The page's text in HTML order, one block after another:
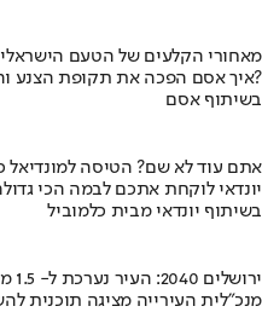
מאחורי הקלעים של הטעם הישראלי
איך אסם הפכה את תקופת הצנע והמחסור הקשה של שנות ה-40 למותג לאומי?
בשיתוף אסם
אתם עוד לא שם? הטיסה למונדיאל
יונדאי לוקחת אתכם לבמה הכי
בשיתוף יונדאי מבית כלמוביל
ירושלים 2040: העיר נערכת ל- 1.5 מליון תושבים
מנכ"לית העירייה מציגה תוכנית